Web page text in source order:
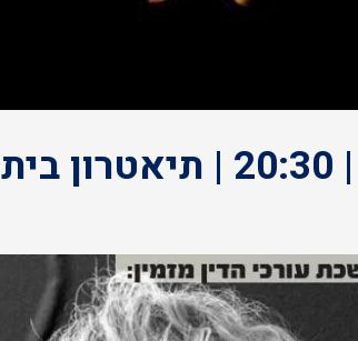
אמא | 4.2.26 | רביעי | 20:30 | תיאטרון בית